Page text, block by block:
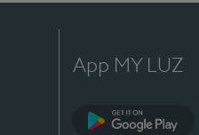
App MY LUZ